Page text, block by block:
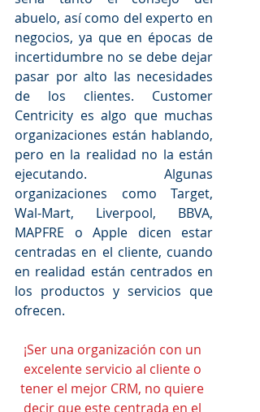
abuelo, así como del experto en
negocios, ya que en épocas de
incertidumbre no se debe dejar
pasar por alto las necesidades
de los clientes. Customer
Centricity es algo que muchas
organizaciones están hablando,
pero en la realidad no la están
ejecutando. Algunas
organizaciones como Target,
Wal-Mart, Liverpool, BBVA,
MAPFRE o Apple dicen estar
centradas en el cliente, cuando
en realidad están centrados en
los productos y servicios que
ofrecen.
¡Ser una organización con un
excelente servicio al cliente o
tener el mejor CRM, no quiere
decir que este centrada en el